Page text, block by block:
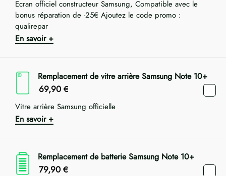
Ecran officiel constructeur Samsung, Compatible avec le
bonus réparation de -25€ Ajoutez le code promo :
qualirepar
En savoir +
Remplacement de vitre arrière Samsung Note 10+
69,90 €
Vitre arrière Samsung officielle
En savoir +
Remplacement de batterie Samsung Note 10+
79,90 €